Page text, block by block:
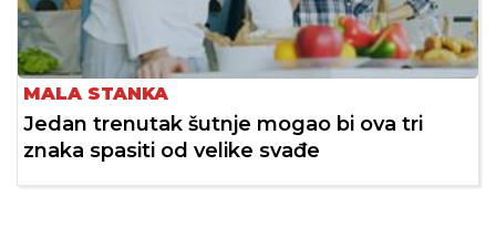
MALA STANKA
Jedan trenutak šutnje mogao bi ova tri
znaka spasiti od velike svađe